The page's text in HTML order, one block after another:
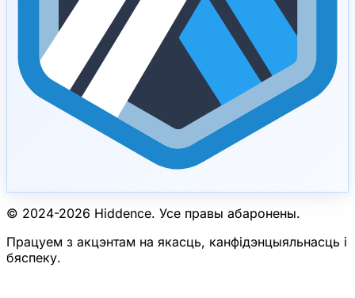
© 2024-2026 Hiddence. Усе правы абаронены.
Працуем з акцэнтам на якасць, канфідэнцыяльнасць і
бяспеку.